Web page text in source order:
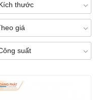
thước
giá
suất